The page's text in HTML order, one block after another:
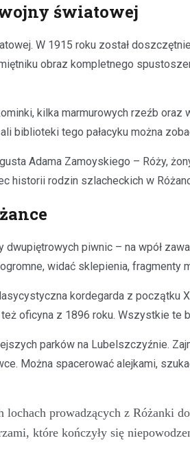
światowej
W 1915 roku został
obraz kompletnego
kilka marmurowych rzeźb
biblioteki tego pałacyku można
Adama Zamoyskiego – Róży,
historii rodzin szlacheckich w
piwnic – na wpół
widać sklepienia,
kordegarda z
też oficyna z 1896 roku. Wszystkie
parków na Lubelszczyźnie.
Można spacerować alejkami,
prowadzących z Różanki
które kończyły się